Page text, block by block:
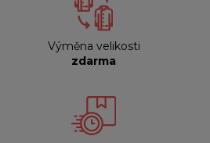
Výměna velikosti
zdarma